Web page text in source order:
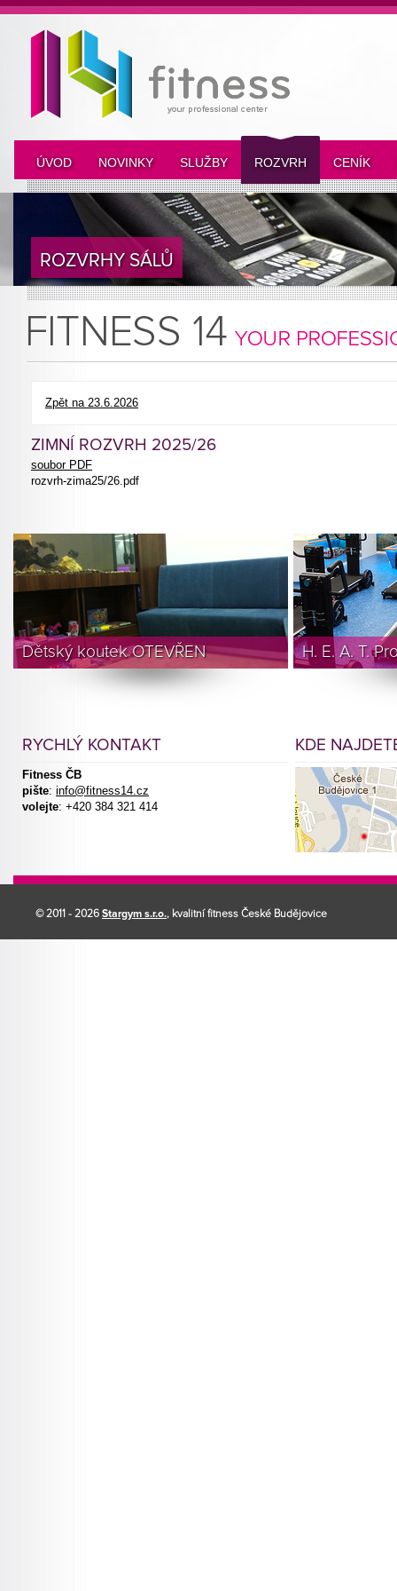
ÚVOD NOVINKY SLUŽBY ROZVRH CENÍK
ROZVRHY SÁLŮ
Zpět na 23.6.2026
ZIMNÍ ROZVRH 2025/26
soubor PDF
rozvrh-zima25/26.pdf
Dětský koutek OTEVŘEN H. E. A. T.
RYCHLÝ KONTAKT
Fitness ČB
pište: info@fitness14.cz
volejte: +420 384 321 414
KDE
© 2011 - 2026 Stargym s.r.o., kvalitní fitness České Budějovice